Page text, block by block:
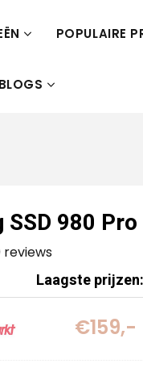
POPULAIRE
BLOGS
SSD 980
reviews
Laagste prijzen:
€159,-